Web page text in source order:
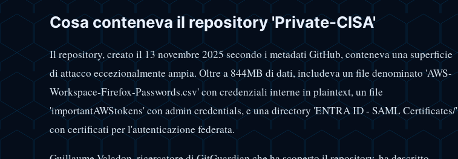
Cosa conteneva il repository 'Private-CISA'
Il repository, creato il 13 novembre 2025 secondo i metadati GitHub, conteneva una superficie
di attacco eccezionalmente ampia. Oltre a 844MB di dati, includeva un file denominato 'AWS-
Workspace-Firefox-Passwords.csv' con credenziali interne in plaintext, un file
'importantAWStokens' con admin credentials, e una directory 'ENTRA ID - SAML Certificates/'
con certificati per l'autenticazione federata.